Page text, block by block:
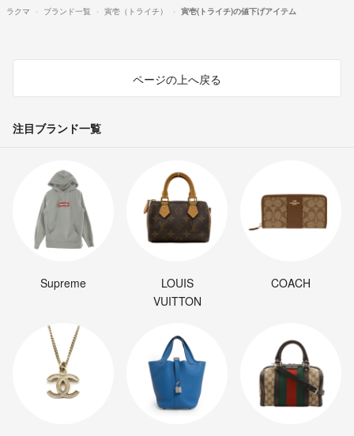
ラクマ ブランド一覧 寅壱（トライチ） 寅壱(トライチ)の値下げアイテム
ページの上へ戻る
注目ブランド一覧
Supreme
LOUIS
VUITTON
COACH